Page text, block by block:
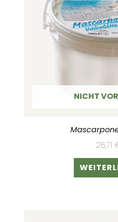
NICHT
26,71